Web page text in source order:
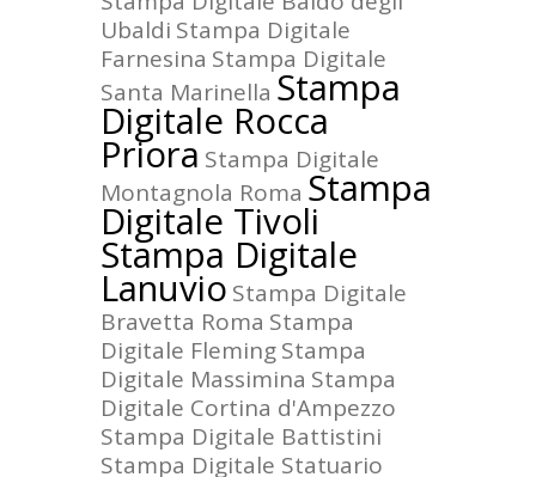
Ubaldi Stampa Digitale
Farnesina Stampa Digitale
Santa Marinella Stampa
Digitale Rocca
Priora Stampa Digitale
Montagnola Roma Stampa
Digitale Tivoli
Stampa Digitale
Lanuvio Stampa Digitale
Bravetta Roma Stampa
Digitale FlemingStampa
Digitale Massimina Stampa
Digitale Cortina d'Ampezzo
Stampa Digitale Battistini
Stampa Digitale Statuario